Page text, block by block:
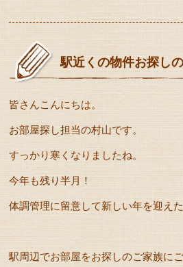
駅近くの物件お探しの
皆さんこんにちは。
お部屋探し担当の村山です。
すっかり寒くなりましたね。
今年も残り半月！
体調管理に留意して新しい年を迎えた
駅周辺でお部屋をお探しのご家族にご